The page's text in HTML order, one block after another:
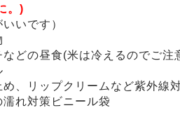
。)
いです）
どの昼食(米は冷えるのでご注
、
リップクリームなど紫外線
れ対策ビニール袋